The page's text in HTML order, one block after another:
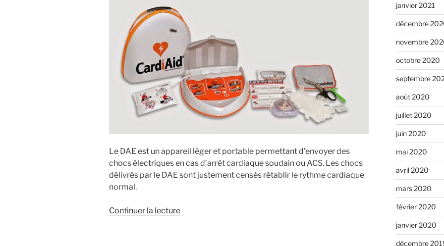
Le DAE est un appareil léger et portable permettant d’envoyer des
chocs électriques en cas d’arrêt cardiaque soudain ou ACS. Les chocs
délivrés par le DAE sont justement censés rétablir le rythme cardiaque
normal.
Continuer la lecturede
janvier 2021
décembre
novembre
octobre 2020
septembre
août 2020
juillet 2020
juin 2020
mai 2020
avril 2020
mars 2020
février 2020
janvier 2020
décembre